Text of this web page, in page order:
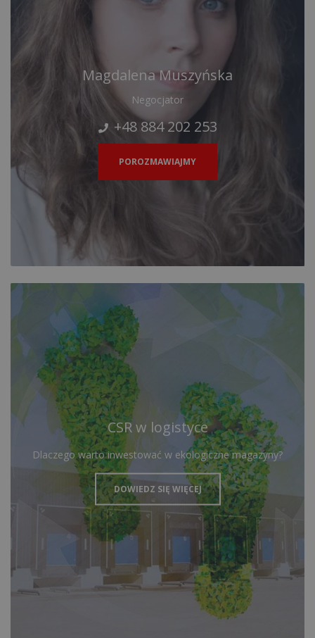
Magdalena Muszyńska
Negocjator
+48 884 202 253
POROZMAWIAJMY
CSR w logistyce
Dlaczego warto inwestować w ekologiczne magazyny?
DOWIEDZ SIĘ WIĘCEJ